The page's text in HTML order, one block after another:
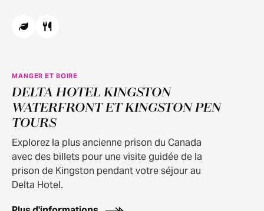
MANGER ET BOIRE
DELTA HOTEL KINGSTON
WATERFRONT ET KINGSTON PEN
TOURS
Explorez la plus ancienne prison du Canada
avec des billets pour une visite guidée de la
prison de Kingston pendant votre séjour au
Delta Hotel.